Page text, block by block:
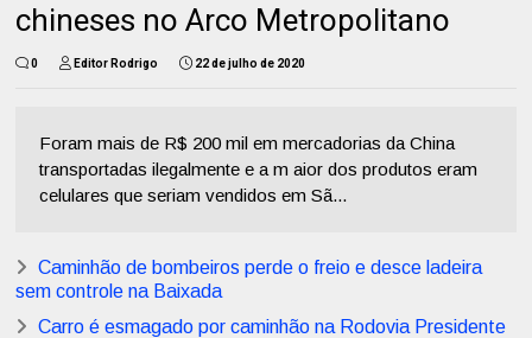
chineses no Arco Metropolitano
0 Editor Rodrigo 22 de julho de 2020
Foram mais de R$ 200 mil em mercadorias da China
transportadas ilegalmente e a m aior dos produtos eram
celulares que seriam vendidos em Sã...
Caminhão de bombeiros perde o freio e desce ladeira
sem controle na Baixada
Carro é esmagado por caminhão na Rodovia Presidente